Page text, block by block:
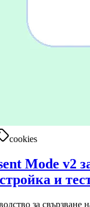
cookies
Mode v2
и
за свързване